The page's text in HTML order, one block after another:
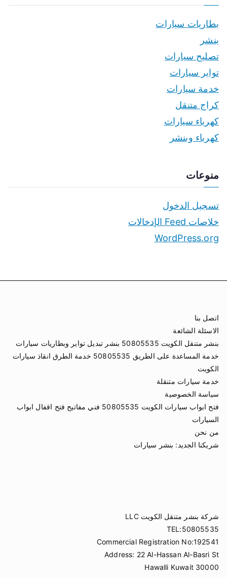
بطاريات سيارات
بنشر
تصليح سيارات
تواير سيارات
خدمة سيارات
كراج متنقل
كهرباء سيارات
كهرباء وبنشر
منوعات
تسجيل الدخول
خلاصات Feed الإدخالات
WordPress.org
اتصل بنا
الاسئلة الشائعة
بنشر متنقل الكويت 50805535 بنشر تبديل تواير وبطاريات سيارات
خدمة المساعدة على الطريق 50805535 خدمة الطرق انقاذ سيارات
الكويت
خدمة سيارات متنقلة
سياسة الخصوصية
فتح ابواب سيارات الكويت 50805535 فني مفاتيح فتح اقفال ابواب
السيارات
من نحن
شريكنا الجديد: بنشر سيارات
شركة بنشر متنقل الكويت LLC
TEL:50805535
Commercial Registration No:192541
Address: 22 Al-Hassan Al-Basri St
Hawalli Kuwait 30000